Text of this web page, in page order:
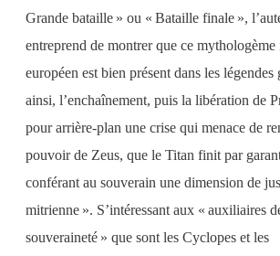
Grande bataille » ou « Bataille finale »,
entreprend de montrer que ce mythologème
européen est bien présent dans les légendes
ainsi, l’enchaînement, puis la libération de
pour arrière-plan une crise qui menace de
pouvoir de Zeus, que le Titan finit par
conférant au souverain une dimension de
mitrienne ». S’intéressant aux « auxiliaires
souveraineté » que sont les Cyclopes et les